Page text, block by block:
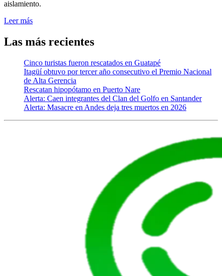
aislamiento.
Leer más
Las más recientes
Cinco turistas fueron rescatados en Guatapé
Itagüí obtuvo por tercer año consecutivo el Premio Nacional
de Alta Gerencia
Rescatan hipopótamo en Puerto Nare
Alerta: Caen integrantes del Clan del Golfo en Santander
Alerta: Masacre en Andes deja tres muertos en 2026